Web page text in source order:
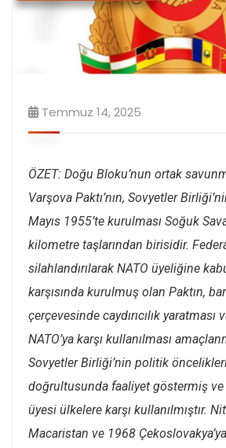
Temmuz 14, 2025
ÖZET: Doğu Bloku’nun ortak
Varşova Paktı’nın, Sovyetler
Mayıs 1955’te kurulması Soğuk
kilometre taşlarından birisidir.
silahlandırılarak NATO üyeliğine
karşısında kurulmuş olan Paktın,
çerçevesinde caydırıcılık yaratması
NATO’ya karşı kullanılması
Sovyetler Birliği’nin politik
doğrultusunda faaliyet göstermiş
üyesi ülkelere karşı kullanılmıştır.
Macaristan ve 1968